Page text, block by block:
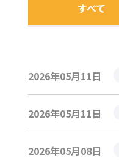
すべて
2026年05月11日
2026年05月11日
2026年05月08日